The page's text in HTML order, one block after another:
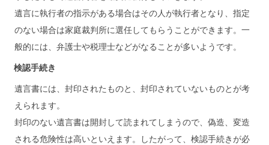
遺言に執行者の指示がある場合はその人が執行者となり、指定
のない場合は家庭裁判所に選任してもらうことができます。一
般的には、弁護士や税理士などがなることが多いようです。
検認手続き
遺言書には、封印されたものと、封印されていないものとが考
えられます。
封印のない遺言書は開封して読まれてしまうので、偽造、変造
される危険性は高いといえます。したがって、検認手続きが必